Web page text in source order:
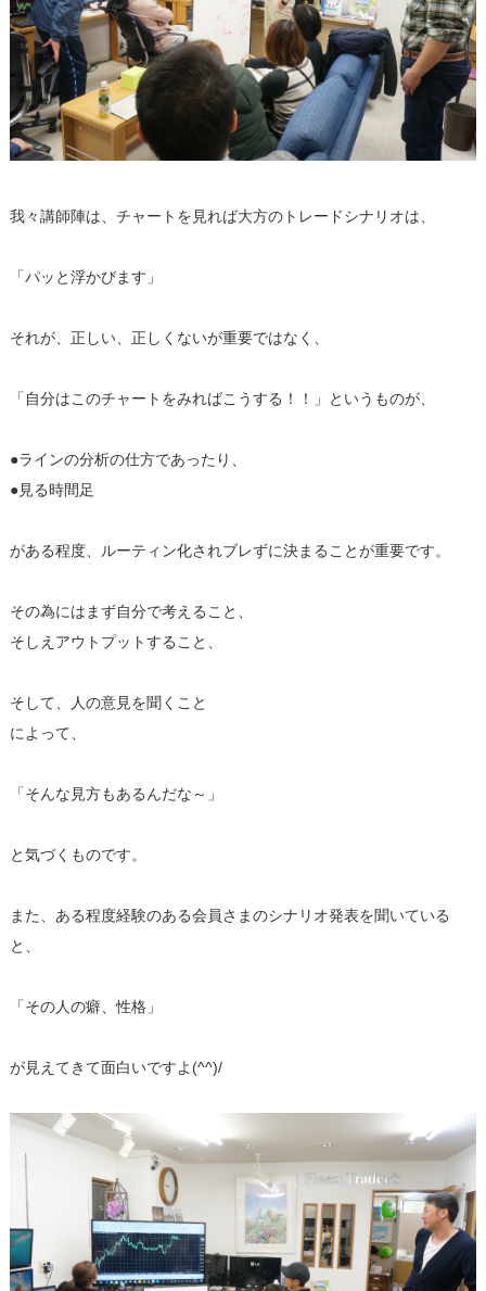
我々講師陣は、チャートを見れば大方のトレードシナリオは、
「パッと浮かびます」
それが、正しい、正しくないが重要ではなく、
「自分はこのチャートをみればこうする！！」というものが、
●ラインの分析の仕方であったり、
●見る時間足
がある程度、ルーティン化されブレずに決まることが重要です。
その為にはまず自分で考えること、
そしえアウトプットすること、
そして、人の意見を聞くこと
によって、
「そんな見方もあるんだな～」
と気づくものです。
また、ある程度経験のある会員さまのシナリオ発表を聞いている
と、
「その人の癖、性格」
が見えてきて面白いですよ(^^)/